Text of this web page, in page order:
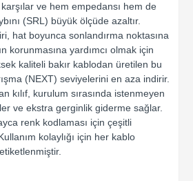
ve hem empedansı hem de
(SRL) büyük ölçüde azaltır.
hat boyunca sonlandırma noktasına
korunmasına yardımcı olmak için
kaliteli bakır kablodan üretilen bu
(NEXT) seviyelerini en aza indirir.
kılıf, kurulum sırasında istenmeyen
ve ekstra gerginlik giderme sağlar.
renk kodlaması için çeşitli
kolaylığı için her kablo